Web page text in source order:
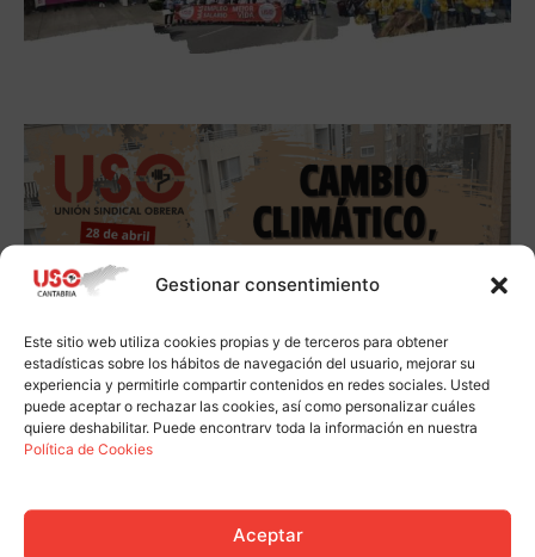
Gestionar consentimiento
Este sitio web utiliza cookies propias y de terceros para obtener
estadísticas sobre los hábitos de navegación del usuario, mejorar su
experiencia y permitirle compartir contenidos en redes sociales. Usted
puede aceptar o rechazar las cookies, así como personalizar cuáles
quiere deshabilitar. Puede encontrarv toda la información en nuestra
Política de Cookies
Aceptar